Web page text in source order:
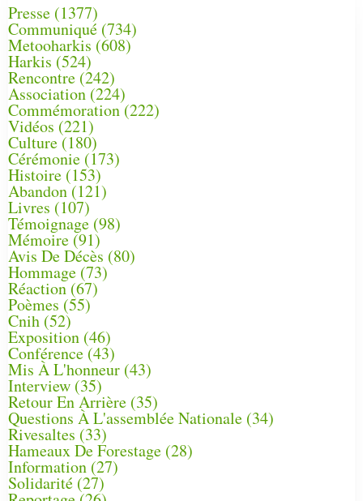
Presse (1377)
Communiqué (734)
Metooharkis (608)
Harkis (524)
Rencontre (242)
Association (224)
Commémoration(222)
Vidéos (221)
Culture(180)
Cérémonie (173)
Histoire (153)
Abandon(121)
Livres (107)
Témoignage (98)
Mémoire (91)
Avis De Décès (80)
Hommage (73)
Réaction(67)
Poèmes (55)
Cnih (52)
Exposition (46)
Conférence(43)
Mis À L'honneur (43)
Interview (35)
Retour En Arrière (35)
Questions À L'assemblée Nationale (34)
Rivesaltes (33)
Hameaux De Forestage (28)
Information (27)
Solidarité (27)